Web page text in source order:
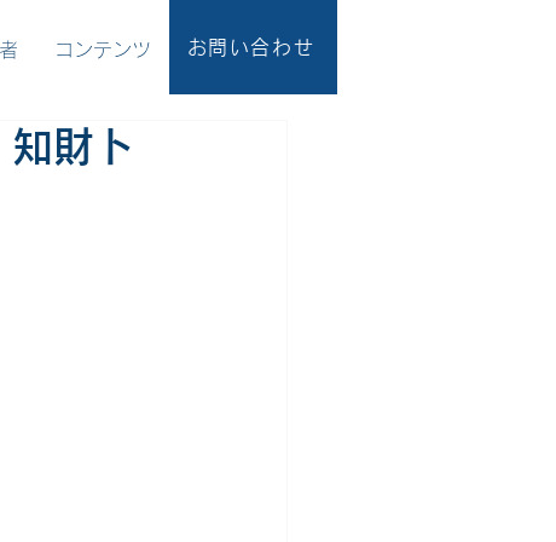
コンテンツ お問い合わせ
財ト